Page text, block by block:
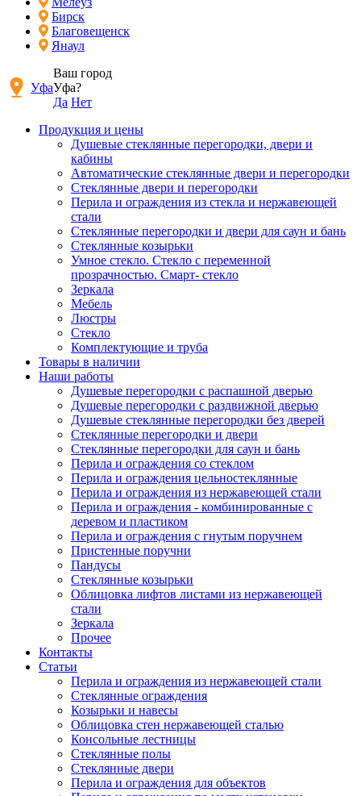
Бирск
Благовещенск
Янаул
Уфа
Ваш город
Уфа?
Да Нет
Продукция и цены
Душевые стеклянные перегородки, двери и
кабины
Автоматические стеклянные двери и перегородки
Стеклянные двери и перегородки
Перила и ограждения из стекла и нержавеющей
стали
Стеклянные перегородки и двери для саун и бань
Стеклянные козырьки
Умное стекло. Стекло с переменной
прозрачностью. Смарт- стекло
Зеркала
Мебель
Люстры
Стекло
Комплектующие и труба
Товары в наличии
Наши работы
Душевые перегородки c распашной дверью
Душевые перегородки с раздвижной дверью
Душевые стеклянные перегородки без дверей
Стеклянные перегородки и двери
Стеклянные перегородки для саун и бань
Перила и ограждения со стеклом
Перила и ограждения цельностеклянные
Перила и ограждения из нержавеющей стали
Перила и ограждения - комбинированные с
деревом и пластиком
Перила и ограждения с гнутым поручнем
Пристенные поручни
Пандусы
Стеклянные козырьки
Облицовка лифтов листами из нержавеющей
стали
Зеркала
Прочее
Контакты
Статьи
Перила и ограждения из нержавеющей стали
Стеклянные ограждения
Козырьки и навесы
Облицовка стен нержавеющей сталью
Консольные лестницы
Стеклянные полы
Стеклянные двери
Перила и ограждения для объектов